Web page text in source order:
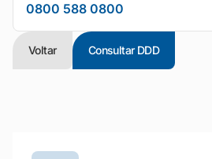
0800 588 0800
Voltar Consultar DDD